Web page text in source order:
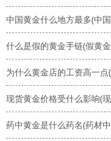
中国黄金什么地方最多(中
什么是假的黄金手链(假黄
为什么黄金店的工资高一
现货黄金价格受什么影响(
药中黄金是什么药名(药材